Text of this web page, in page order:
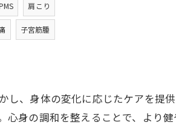
肩こり
子宮筋腫
し、身体の変化に応じたケアを提
心身の調和を整えることで、より